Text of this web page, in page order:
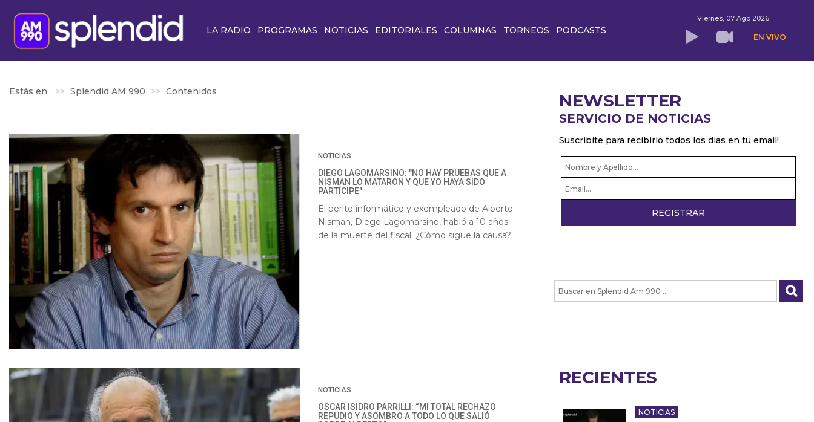
LA RADIO PROGRAMAS NOTICIAS EDITORIALES COLUMNAS TORNEOS PODCASTS
Viernes, 07 Ago 2026
EN VIVO
Estás en Splendid AM 990 Contenidos
NOTICIAS
DIEGO LAGOMARSINO: "NO HAY PRUEBAS QUE A
NISMAN LO MATARON Y QUE YO HAYA SIDO
PARTÍCIPE"
El perito informático y exempleado de Alberto
Nisman, Diego Lagomarsino, habló a 10 años
de la muerte del fiscal. ¿Cómo sigue la causa?
NOTICIAS
OSCAR ISIDRO PARRILLI: “MI TOTAL RECHAZO
REPUDIO Y ASOMBRO A TODO LO QUE SALIÓ
NEWSLETTER
SERVICIO DE NOTICIAS
Suscribite para recibirlo todos los dias en tu email!
RECIENTES
NOTICIAS